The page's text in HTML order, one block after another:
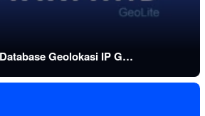
Geolokasi IP G…